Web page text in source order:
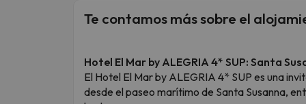
Te contamos más sobre el
Hotel El Mar by ALEGRIA 4* SUP: Santa
El Hotel El Mar by ALEGRIA 4* SUP es una
desde el paseo marítimo de Santa Susanna,